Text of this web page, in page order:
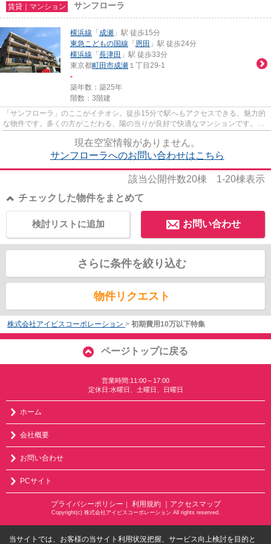
賃貸｜マンション サンフローラ
横浜線 「 成瀬 」駅 徒歩15分
東急こどもの国線 「 恩田 」駅 徒歩24分
横浜線 「 長津田 」駅 徒歩33分
東京都町田市成瀬 １丁目29-1
-
築年数：築25年
階数：3階建
「サンフローラ」のここがイチオシ。徒歩15分で駅へもアクセスできる、魅力的
な物件です。多くの方がこだわる、陽の当りが良好で快適なマンションです。面
現在空室情報がありません。
サンフローラへのお問い合わせはこちら
該当公開件数20棟 1-20棟表示
チェックした物件をまとめて
お問い合わせ
検討リストに追加
さらに条件を絞り込む
物件リクエスト
株式会社アイビスコーポレーション > 初期費用10万以下特集
ページトップに戻る
営業時間:11:00～17:00
定休日:水曜日、土曜日、日曜日
ホーム
会社概要
お問い合わせ
PCサイト
プライバシーポリシー ｜ 利用規約 ｜アクセスマップ
Copyright(c) 株式会社アイビスコーポレーション All rights reserved.
当サイトでは、お客様の当サイト利用状況把握、サービス向上検討を目的と